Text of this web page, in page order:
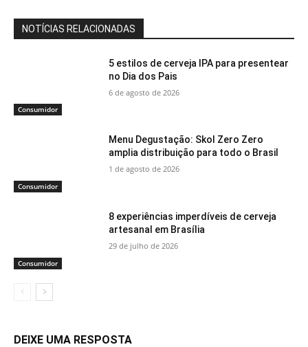
NOTÍCIAS RELACIONADAS
Consumidor
5 estilos de cerveja IPA para presentear
no Dia dos Pais
6 de agosto de 2026
Consumidor
Menu Degustação: Skol Zero Zero
amplia distribuição para todo o Brasil
1 de agosto de 2026
Consumidor
8 experiências imperdíveis de cerveja
artesanal em Brasília
29 de julho de 2026
DEIXE UMA RESPOSTA